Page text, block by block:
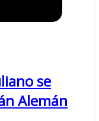
se
Alemán